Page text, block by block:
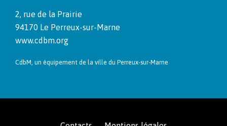
2, rue de la Prairie
94170 Le Per­reux-sur-Marne
www.cdbm.org
CdbM, un équipement de la ville du Per­reux-sur-Marne